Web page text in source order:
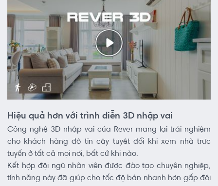
Hiệu quả hơn với trình diễn 3D nhập vai
Công nghệ 3D nhập vai của Rever mang lại trải nghiệm
cho khách hàng độ tin cậy tuyệt đối khi xem nhà trực
tuyến ở tất cả mọi nơi, bất cứ khi nào.
Kết hợp đội ngũ nhân viên được đào tạo chuyên nghiệp,
tính năng này đã giúp cho tốc độ bán nhanh hơn gấp đôi